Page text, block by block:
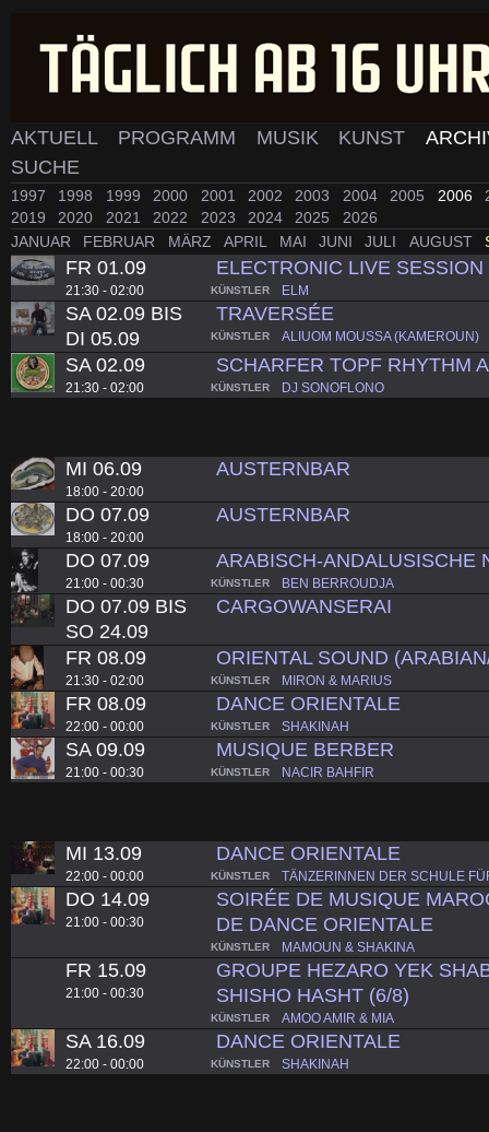
AKTUELL PROGRAMM MUSIK KUNST
SUCHE
1997 1998 1999 2000 2001 2002 2003 2004 2005 2006
2019
2020 2021 2022 2023 2024 2025
2026
JANUAR
FEBRUAR MÄRZ APRIL MAI JUNI JULI AUGUST
FR 01.09
21:30 - 02:00
ELECTRONIC LIVE SESSION
KÜNSTLER ELM
SA 02.09 BIS
DI 05.09
TRAVERSÉE
KÜNSTLER ALIUOM MOUSSA (KAMEROUN)
SA 02.09
21:30 - 02:00
SCHARFER TOPF RHYTHM
KÜNSTLER DJ SONOFLONO
MI 06.09
18:00 - 20:00
AUSTERNBAR
DO 07.09
18:00 - 20:00
AUSTERNBAR
DO 07.09
21:00 - 00:30
ARABISCH-ANDALUSISCHE
KÜNSTLER BEN BERROUDJA
DO 07.09 BIS
SO 24.09
CARGOWANSERAI
FR 08.09
21:30 - 02:00
ORIENTAL SOUND
KÜNSTLER MIRON & MARIUS
FR 08.09
22:00 - 00:00
DANCE ORIENTALE
KÜNSTLER SHAKINAH
SA 09.09
21:00 - 00:30
MUSIQUE BERBER
KÜNSTLER NACIR BAHFIR
MI 13.09
22:00 - 00:00
DANCE ORIENTALE
KÜNSTLER TÄNZERINNEN DER SCHULE
DO 14.09
21:00 - 00:30
SOIRÉE DE MUSIQUE
DE DANCE ORIENTALE
KÜNSTLER MAMOUN & SHAKINA
FR 15.09
21:00 - 00:30
GROUPE HEZARO YEK
SHISHO HASHT (6/8)
KÜNSTLER AMOO AMIR & MIA
SA 16.09
22:00 - 00:00
DANCE ORIENTALE
KÜNSTLER SHAKINAH